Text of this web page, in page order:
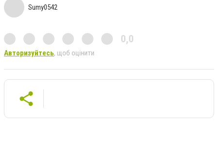
Sumy0542
0,0
Авторизуйтесь, щоб оцінити